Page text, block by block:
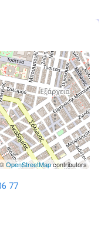
OpenStreetMapcontributors
77